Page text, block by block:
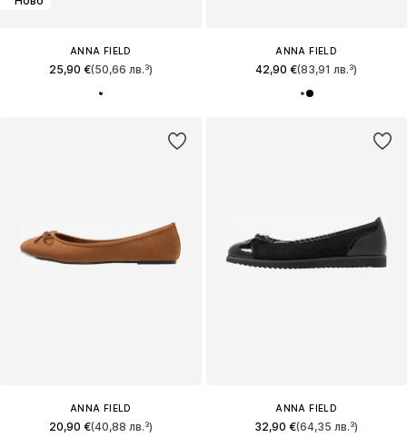
ANNA FIELD
25,90 €(50,66 лв.³)
ANNA FIELD
42,90 €(83,91 лв.³)
ANNA FIELD
20,90 €(40,88 лв.³)
ANNA FIELD
32,90 €(64,35 лв.³)